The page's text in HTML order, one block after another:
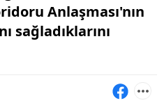
Anlaşması'nın
sağladıklarını